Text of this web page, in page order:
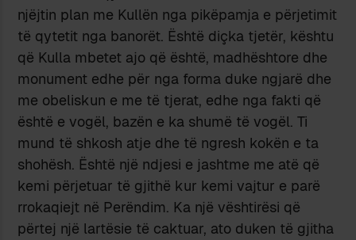
njëjtin plan me Kullën nga pikëpamja e përjetimit
të qytetit nga banorët. Është diçka tjetër, kështu
që Kulla mbetet ajo që është, madhështore dhe
monument edhe për nga forma duke ngjarë dhe
me obeliskun e me të tjerat, edhe nga fakti që
është e vogël, bazën e ka shumë të vogël. Ti
mund të shkosh atje dhe të ngresh kokën e ta
shohësh. Është një ndjesi e jashtme me atë që
kemi përjetuar të gjithë kur kemi vajtur e parë
rrokaqiejt në Perëndim. Ka një vështirësi që
përtej një lartësie të caktuar, ato duken të gjitha